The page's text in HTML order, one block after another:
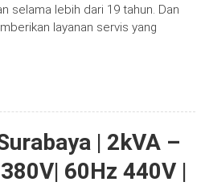
selama lebih dari 19 tahun. Dan
layanan servis yang
| 2kVA –
60Hz 440V |